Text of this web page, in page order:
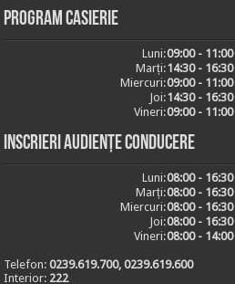
Program casierie
Luni:09:00 - 11:00
Marți:14:30 - 16:30
Miercuri:09:00 - 11:00
Joi:14:30 - 16:30
Vineri:09:00 - 11:00
Inscrieri audiențe conducere
Luni:08:00 - 16:30
Marți:08:00 - 16:30
Miercuri:08:00 - 16:30
Joi:08:00 - 16:30
Vineri:08:00 - 14:00
Telefon:0239.619.700, 0239.619.600
Interior: 222